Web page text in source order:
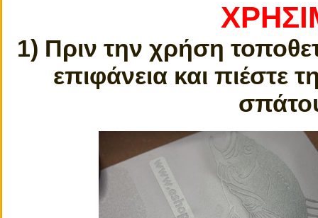
1) Πριν την χρήση
επιφάνεια και πιέστε